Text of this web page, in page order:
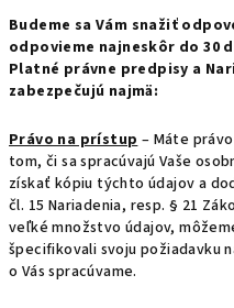
Budeme sa Vám snažiť
odpovieme najneskôr do 30
Platné právne predpisy a
zabezpečujú najmä:
Právo na prístup– Máte
tom, či sa spracúvajú Vaše
získať kópiu týchto údajov a
čl. 15 Nariadenia, resp. § 21
veľké množstvo údajov,
špecifikovali svoju požiadavku
o Vás spracúvame.